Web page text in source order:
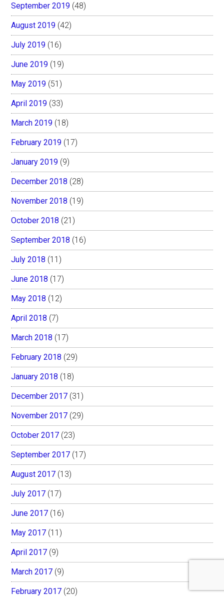
September 2019 (48)
August 2019 (42)
July 2019 (16)
June 2019 (19)
May 2019 (51)
April 2019 (33)
March 2019 (18)
February 2019 (17)
January 2019 (9)
December 2018 (28)
November 2018 (19)
October 2018 (21)
September 2018 (16)
July 2018 (11)
June 2018 (17)
May 2018 (12)
April 2018 (7)
March 2018 (17)
February 2018 (29)
January 2018 (18)
December 2017 (31)
November 2017 (29)
October 2017 (23)
September 2017 (17)
August 2017 (13)
July 2017 (17)
June 2017 (16)
May 2017 (11)
April 2017 (9)
March 2017 (9)
February 2017 (20)